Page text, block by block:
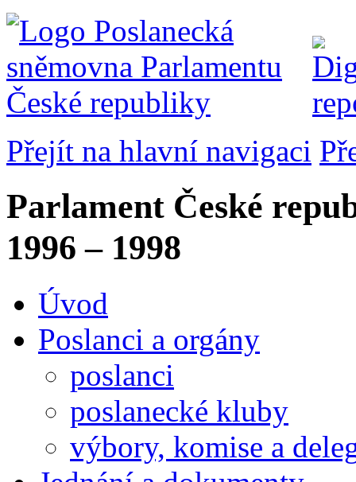
Přejít na hlavní navigaci
Parlament České
1996 – 1998
Úvod
Poslanci a orgány
poslanci
poslanecké kluby
výbory, komise a